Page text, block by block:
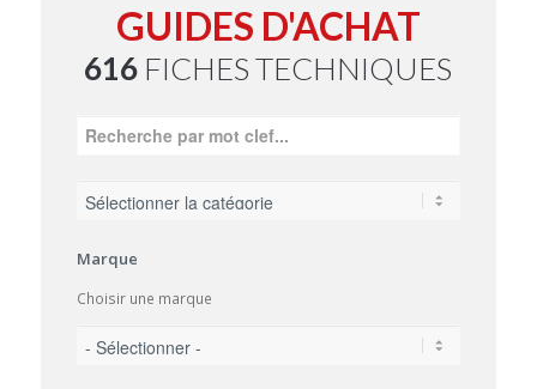
GUIDES D'ACHAT
616 FICHES TECHNIQUES
Marque
Choisir une marque